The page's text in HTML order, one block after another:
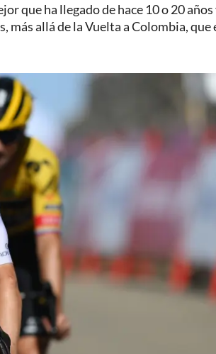
que ha llegado de hace 10 o 20 años
más allá de la Vuelta a Colombia, que